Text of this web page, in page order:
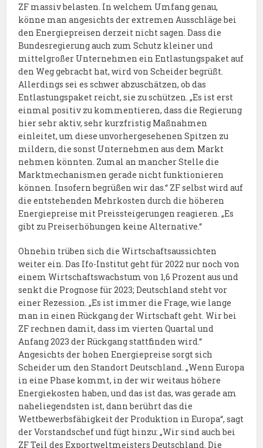
ZF massiv belasten. In welchem Umfang genau,
könne man angesichts der extremen Ausschläge bei
den Energiepreisen derzeit nicht sagen. Dass die
Bundesregierung auch zum Schutz kleiner und
mittelgroßer Unternehmen ein Entlastungspaket auf
den Weg gebracht hat, wird von Scheider begrüßt.
Allerdings sei es schwer abzuschätzen, ob das
Entlastungspaket reicht, sie zu schützen. „Es ist erst
einmal positiv zu kommentieren, dass die Regierung
hier sehr aktiv, sehr kurzfristig Maßnahmen
einleitet, um diese unvorhergesehenen Spitzen zu
mildern, die sonst Unternehmen aus dem Markt
nehmen könnten. Zumal an mancher Stelle die
Marktmechanismen gerade nicht funktionieren
können. Insofern begrüßen wir das.“ ZF selbst wird auf
die entstehenden Mehrkosten durch die höheren
Energiepreise mit Preissteigerungen reagieren. „Es
gibt zu Preiserhöhungen keine Alternative.“
Ohnehin trüben sich die Wirtschaftsaussichten
weiter ein. Das Ifo-Institut geht für 2022 nur noch von
einem Wirtschaftswachstum von 1,6 Prozent aus und
senkt die Prognose für 2023; Deutschland steht vor
einer Rezession. „Es ist immer die Frage, wie lange
man in einen Rückgang der Wirtschaft geht. Wir bei
ZF rechnen damit, dass im vierten Quartal und
Anfang 2023 der Rückgang stattfinden wird.“
Angesichts der hohen Energiepreise sorgt sich
Scheider um den Standort Deutschland. „Wenn Europa
in eine Phase kommt, in der wir weitaus höhere
Energiekosten haben, und das ist das, was gerade am
naheliegendsten ist, dann berührt das die
Wettbewerbsfähigkeit der Produktion in Europa“, sagt
der Vorstandschef und fügt hinzu: „Wir sind auch bei
ZF Teil des Exportweltmeisters Deutschland. Die